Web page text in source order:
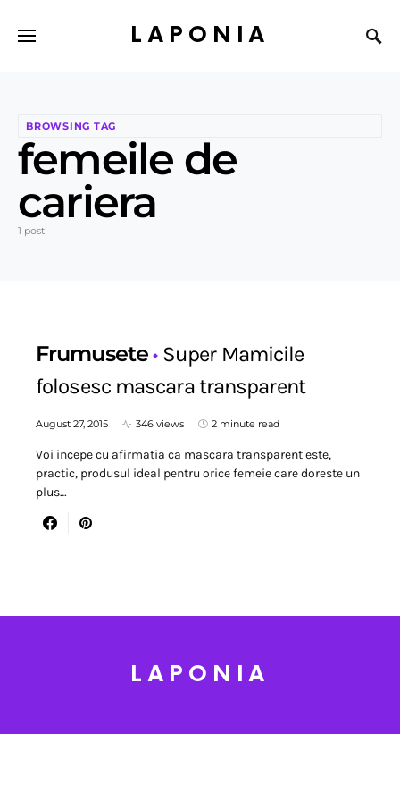
LAPONIA
BROWSING TAG
femeile de
cariera
1 post
Frumusete
Super Mamicile
folosesc mascara transparent
August 27, 2015 346 views 2 minute read
Voi incepe cu afirmatia ca mascara transparent este,
practic, produsul ideal pentru orice femeie care doreste un
plus…
LAPONIA